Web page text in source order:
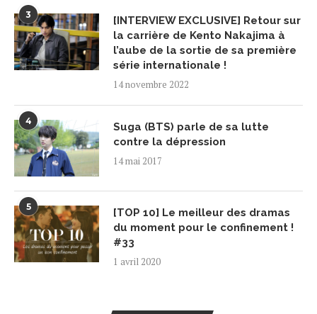
3
[INTERVIEW EXCLUSIVE] Retour sur
la carrière de Kento Nakajima à
l’aube de la sortie de sa première
série internationale !
14 novembre 2022
4
Suga (BTS) parle de sa lutte
contre la dépression
14 mai 2017
5
[TOP 10] Le meilleur des dramas
du moment pour le confinement !
#33
1 avril 2020